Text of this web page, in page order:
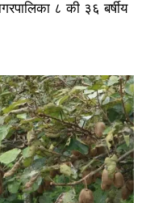
८ की ३६ बर्षीय